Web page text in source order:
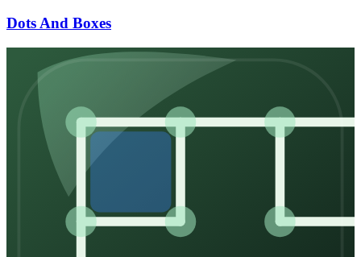
Dots And Boxes